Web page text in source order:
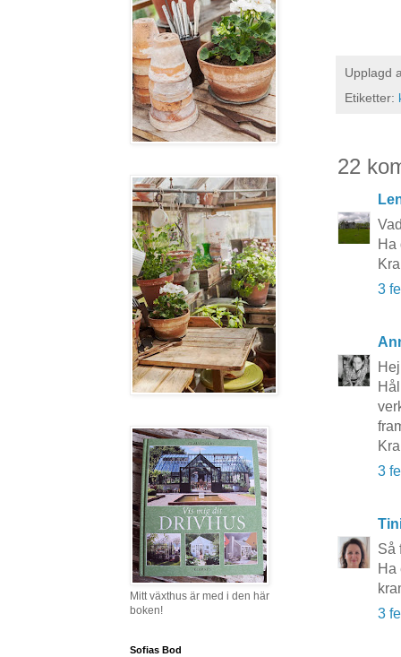
Upplagd
Etiketter:
22
Ha
3
3
Så
Ha
3
Mitt växthus är med i den här
boken!
Sofias Bod